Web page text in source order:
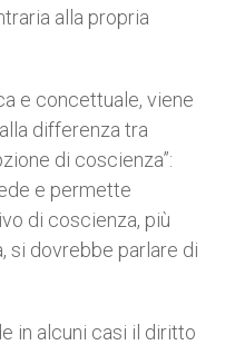
alla propria
e concettuale, viene
differenza tra
di coscienza”:
e permette
di coscienza, più
si dovrebbe parlare di
in alcuni casi il diritto